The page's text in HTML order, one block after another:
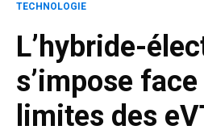
TECHNOLOGIE
L’hybride-
s’impose
limites des